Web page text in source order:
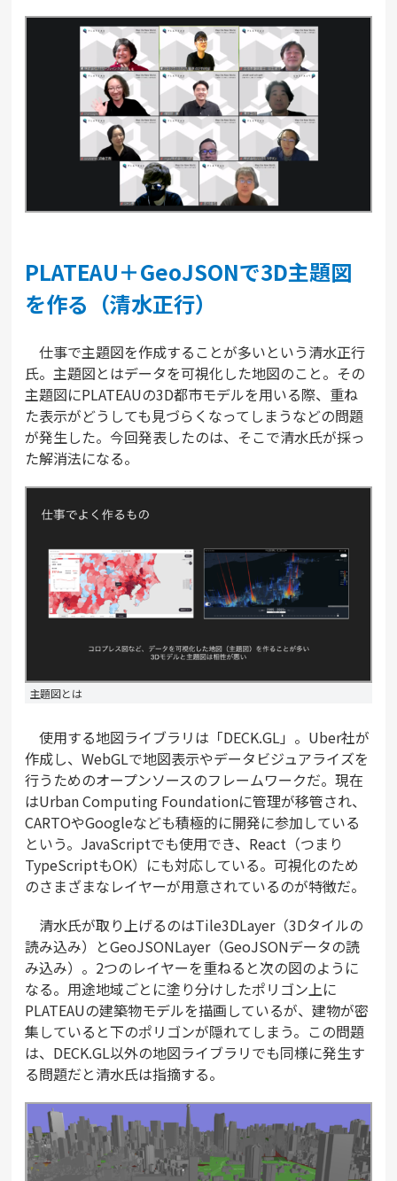
PLATEAU＋GeoJSONで3D主題図
を作る（清水正行）
仕事で主題図を作成することが多いという清水正行
氏。主題図とはデータを可視化した地図のこと。その
主題図にPLATEAUの3D都市モデルを用いる際、重ね
た表示がどうしても見づらくなってしまうなどの問題
が発生した。今回発表したのは、そこで清水氏が採っ
た解消法になる。
主題図とは
使用する地図ライブラリは「DECK.GL」。Uber社が
作成し、WebGLで地図表示やデータビジュアライズを
行うためのオープンソースのフレームワークだ。現在
はUrban Computing Foundationに管理が移管され、
CARTOやGoogleなども積極的に開発に参加している
という。JavaScriptでも使用でき、React（つまり
TypeScriptもOK）にも対応している。可視化のため
のさまざまなレイヤーが用意されているのが特徴だ。
清水氏が取り上げるのはTile3DLayer（3Dタイルの
読み込み）とGeoJSONLayer（GeoJSONデータの読
み込み）。2つのレイヤーを重ねると次の図のように
なる。用途地域ごとに塗り分けしたポリゴン上に
PLATEAUの建築物モデルを描画しているが、建物が密
集していると下のポリゴンが隠れてしまう。この問題
は、DECK.GL以外の地図ライブラリでも同様に発生す
る問題だと清水氏は指摘する。